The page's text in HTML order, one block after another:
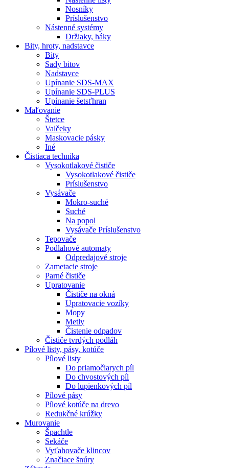
Nosníky
Príslušenstvo
Nástenné systémy
Držiaky, háky
Bity, hroty, nadstavce
Bity
Sady bitov
Nadstavce
Upínanie SDS-MAX
Upínanie SDS-PLUS
Upínanie šetsťhran
Maľovanie
Štetce
Valčeky
Maskovacie pásky
Iné
Čistiaca technika
Vysokotlakové čističe
Vysokotlakové čističe
Príslušenstvo
Vysávače
Mokro-suché
Suché
Na popol
Vysávače Príslušenstvo
Tepovače
Podlahové automaty
Odpredajové stroje
Zametacie stroje
Parné čističe
Upratovanie
Čističe na okná
Upratovacie vozíky
Mopy
Metly
Čistenie odpadov
Čističe tvrdých podláh
Pílové listy, pásy, kotúče
Pílové listy
Do priamočiarych píl
Do chvostových píl
Do lupienkových píl
Pílové pásy
Pílové kotúče na drevo
Redukčné krúžky
Murovanie
Špachtle
Sekáče
Vyťahovače klincov
Značiace šnúry